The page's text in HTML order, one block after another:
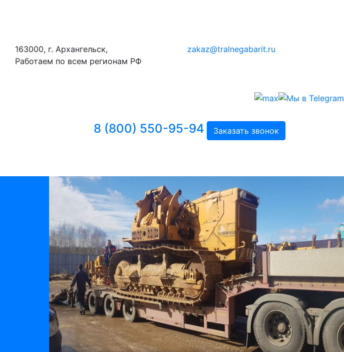
163000, г. Архангельск,
Работаем по всем регионам РФ
zakaz@tralnegabarit.ru
8 (800) 550-95-94 Заказать звонок